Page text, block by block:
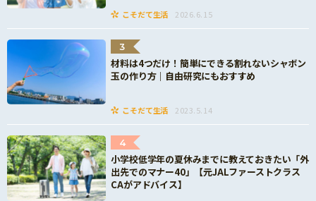
こそだて生活 2026.6.15
3
材料は4つだけ！簡単にできる割れないシャボン
玉の作り方｜自由研究にもおすすめ
こそだて生活 2023.5.14
4
小学校低学年の夏休みまでに教えておきたい「外
出先でのマナー40」【元JALファーストクラス
CAがアドバイス】